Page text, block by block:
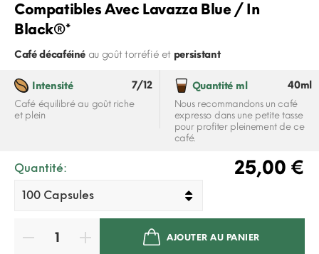
Compatibles Avec Lavazza Blue / In
Black®*
Café décaféiné au goût torréfié et persistant
Intensité 7/12
Café équilibré au goût riche
et plein
Quantité ml 40ml
Nous recommandons un café
expresso dans une petite tasse
pour profiter pleinement de ce
café.
25,00 €
Quantité:
AJOUTER AU PANIER